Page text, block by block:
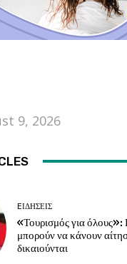
9, 2026
EΙΔΗΣΕΙΣ
«Τουρισμός για
μπορούν να κάνουν
δικαιούνται